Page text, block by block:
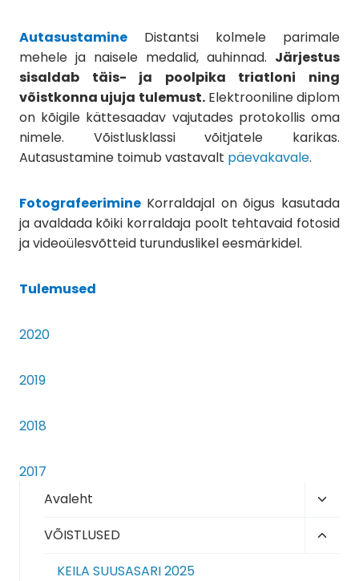
Autasustamine Distantsi kolmele parimale
mehele ja naisele medalid, auhinnad. Järjestus
sisaldab täis- ja poolpika triatloni ning
võistkonna ujuja tulemust.Elektrooniline diplom
on kõigile kättesaadav vajutades protokollis oma
nimele. Võistlusklassi võitjatele karikas.
Autasustamine toimub vastavalt päevakavale.
Fotografeerimine Korraldajal on õigus kasutada
ja avaldada kõiki korraldaja poolt tehtavaid fotosid
ja videoülesvõtteid turunduslikel eesmärkidel.
Tulemused
2020
2019
2018
2017
Avaleht
menu
VÕISTLUSED
KEILA SUUSASARI 2025